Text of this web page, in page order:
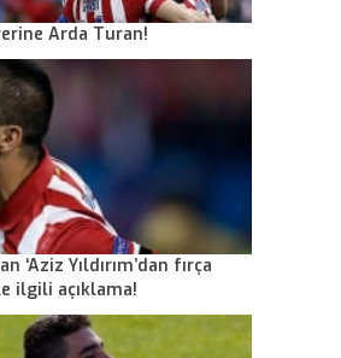
Arda Turan!
‘Aziz Yıldırım’dan fırça
ilgili açıklama!